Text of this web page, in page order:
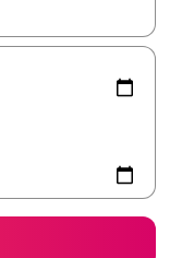
les flèches vers le